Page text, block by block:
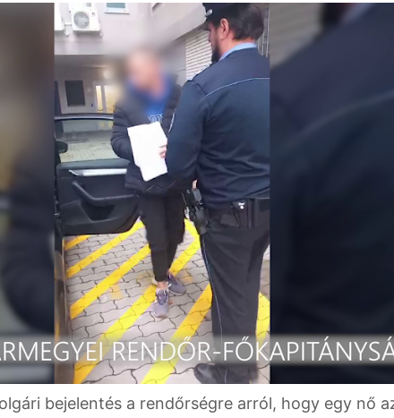
bejelentés a rendőrségre arról, hogy egy nő